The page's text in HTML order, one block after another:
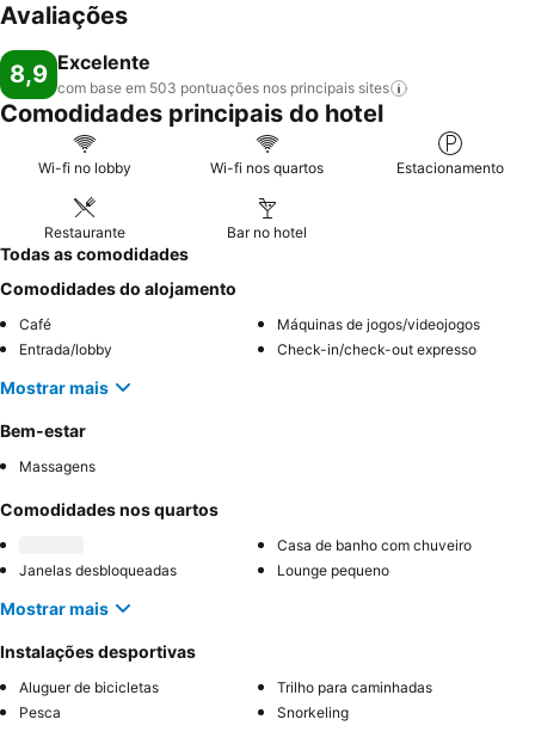
Avaliações
8,9 Excelente
com base em 503 pontuações nos principais sites
Comodidades principais do hotel
Wi-fi no lobby Wi-fi nos quartos Estacionamento
Restaurante Bar no hotel
Todas as comodidades
Comodidades do alojamento
Café
Máquinas de jogos/videojogos
Entrada/lobby
Check-in/check-out expresso
Mostrar mais
Bem-estar
Massagens
Comodidades nos quartos
Casa de banho com chuveiro
Janelas desbloqueadas
Lounge pequeno
Mostrar mais
Instalações desportivas
Aluguer de bicicletas
Trilho para caminhadas
Pesca
Snorkeling